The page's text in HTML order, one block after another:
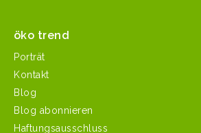
öko trend
Porträt
Kontakt
Blog
Blog abonnieren
Haftungsausschluss